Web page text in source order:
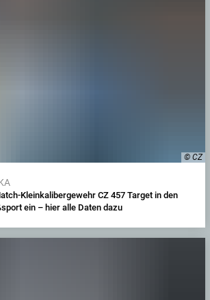
© CZ
Kleinkalibergewehr CZ 457 Target in den
ein – hier alle Daten dazu